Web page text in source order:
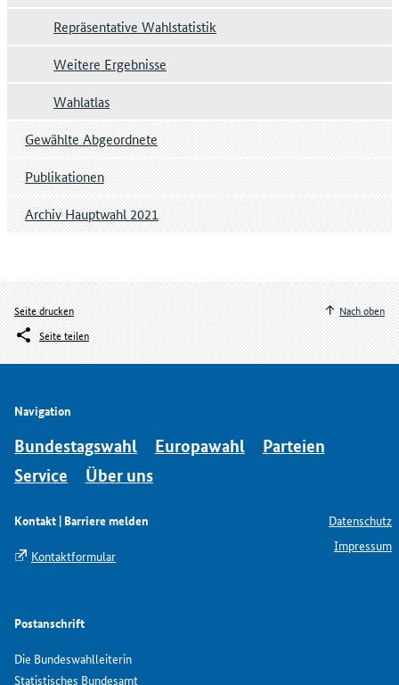
Repräsentative Wahlstatistik
Weitere Ergebnisse
Wahlatlas
Gewählte Abgeordnete
Publikationen
Archiv Hauptwahl 2021
Seite drucken
Seite teilen
Nach oben
Navigation
Bundestagswahl Europawahl
Parteien
Service
Über uns
Kontakt | Barriere melden
Kontaktformular
Postanschrift
Die Bundeswahlleiterin
Statistisches Bundesamt
Datenschutz
Impressum